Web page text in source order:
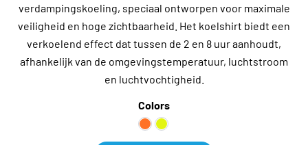
verdampingskoeling, speciaal ontworpen voor maximale
veiligheid en hoge zichtbaarheid. Het koelshirt biedt een
verkoelend effect dat tussen de 2 en 8 uur aanhoudt,
afhankelijk van de omgevingstemperatuur, luchtstroom
en luchtvochtigheid.
Colors